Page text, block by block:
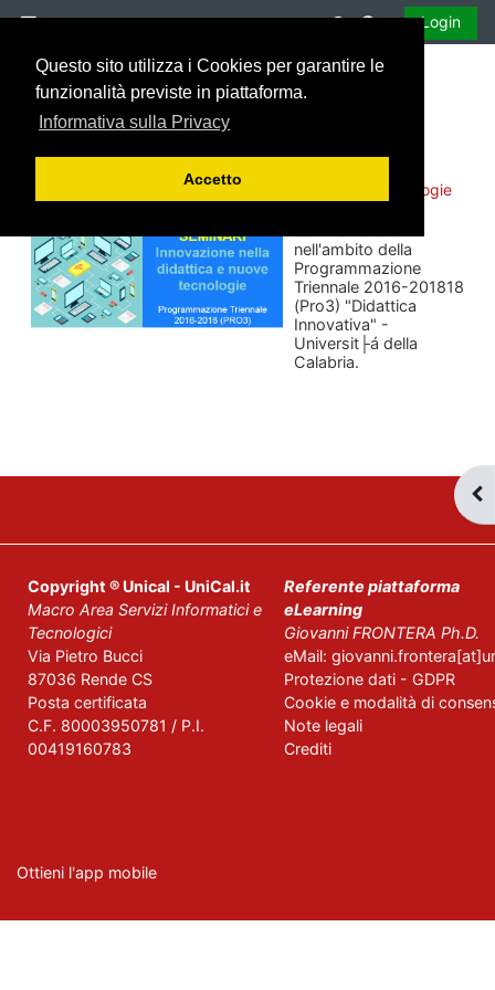
Questo sito utilizza i Cookies per garantire le
funzionalità previste in piattaforma.
Informativa sulla Privacy
Accetto
Attiva/disattiva
Login
Seminari su innovazione nella didattica e nuove tecnologie
nell'ambito della
Programmazione
Triennale 2016-201818
(Pro3) "Didattica
Innovativa" -
Universit├á della
Calabria.
Copyright ® Unical - UniCal.it
Macro Area ServiziInformatici e
Tecnologici
Via Pietro Bucci
87036 Rende CS
Posta certificata
C.F. 80003950781 / P.I.
00419160783
Referente piattaforma
eLearning
Giovanni FRONTERA Ph.D.
eMail:
Protezione dati - GDPR
Cookie e modalità di
Note legali
Crediti
Ottieni l'app mobile